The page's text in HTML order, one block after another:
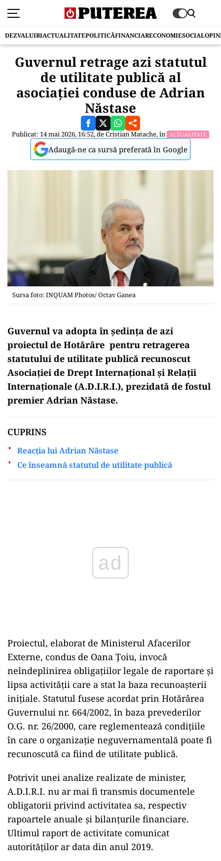
DEZVALUIRIACTUALITATEPOLITICĂFINANCIARECONOMIESOCIAL
Guvernul retrage azi statutul
de utilitate publică al
asociației conduse de Adrian
Năstase
Publicat: 14 mai 2026, 16:52, deCristian Matache, în ACTUALITATE
Adaugă-ne ca sursă preferată în Google
Sursa foto: INQUAM Photos/ Octav Ganea
Guvernul va adopta în ședința de azi
proiectul de Hotărâre pentru retragerea
statutului de utilitate publică recunoscut
Asociației de Drept Internațional și Relații
Internaționale (A.D.I.R.I.), prezidată de fostul
premier Adrian Năstase.
CUPRINS
Reacția lui Adrian Năstase
Ce înseamnă statutul de utilitate publică
Proiectul, elaborat de Ministerul Afacerilor
Externe, condus de Oana Țoiu, invocă
neîndeplinirea obligațiilor legale de raportare și
lipsa activității care a stat la baza recunoașterii
inițiale. Statutul fusese acordat prin Hotărârea
Guvernului nr. 664/2002, în baza prevederilor
O.G. nr. 26/2000, care reglementează condițiile
în care o organizație neguvernamentală poate fi
recunoscută ca fiind de utilitate publică.
Potrivit unei analize realizate de minister,
A.D.I.R.I. nu ar mai fi transmis documentele
obligatorii privind activitatea sa, respectiv
rapoartele anuale și bilanțurile financiare.
Ultimul raport de activitate comunicat
autorităților ar data din anul 2019.